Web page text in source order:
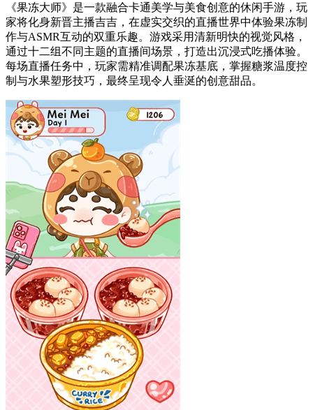
《果冻大师》是一款融合卡通美学与美食创意的休闲手游，玩
家将化身新晋主播吉吉，在虚实交织的直播世界中体验果冻制
作与ASMR互动的双重乐趣。游戏采用清新明快的视觉风格，
通过十二组不同主题的直播间场景，打造出沉浸式吃播体验。
每场直播任务中，玩家需精准调配果冻基底，掌握糖浆温度控
制与水果塑形技巧，最终呈现令人垂涎的创意甜品。